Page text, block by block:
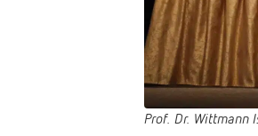
Prof. Dr. Wittmann